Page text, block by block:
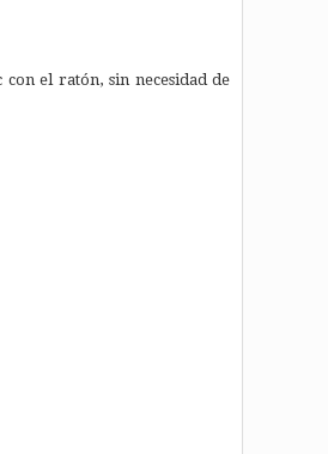
el ratón, sin necesidad de